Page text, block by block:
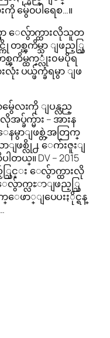
မွ်ေ၀ပါရေစ…။
ာ ေလွ်ာက္ထားလိုသူတ
စ္ၾကိမ္သာ ျဖည့္သြ
ၾကိမ္ထက္္လုံး၀မပိုရ
း ပယ္ဖ်က္ခံရမွာ ျဖ
ေလးကို ျပန္လည္
ပ္ခ်က္မ်ား – အားန
နမွာျဖစ္တဲ့အတြက္
ာျဖစ္လို႕ ေက်းဇူးျ
တယ္။ DV – 2015
င္း ေလွ်ာက္ထားလို
လွ်ာက္လႊာျဖည့္သြ
ဖာ္ျပေပးႏိုင္ရန္